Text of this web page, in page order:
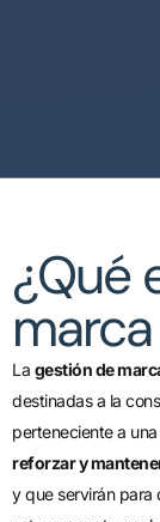
¿Qué
La gestión de
destinadas a la
perteneciente a
reforzar y
y que servirán para